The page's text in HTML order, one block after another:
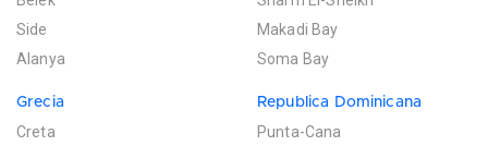
Side
Alanya
Makadi Bay
Soma Bay
Grecia
Creta
Republica Dominicana
Punta-Cana